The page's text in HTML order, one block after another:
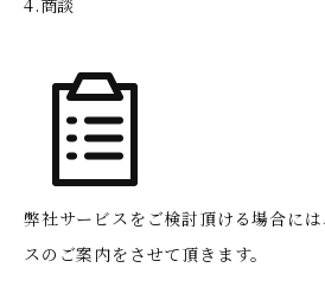
4.商談
弊社サービスをご検討頂ける場合に
スのご案内をさせて頂きます。